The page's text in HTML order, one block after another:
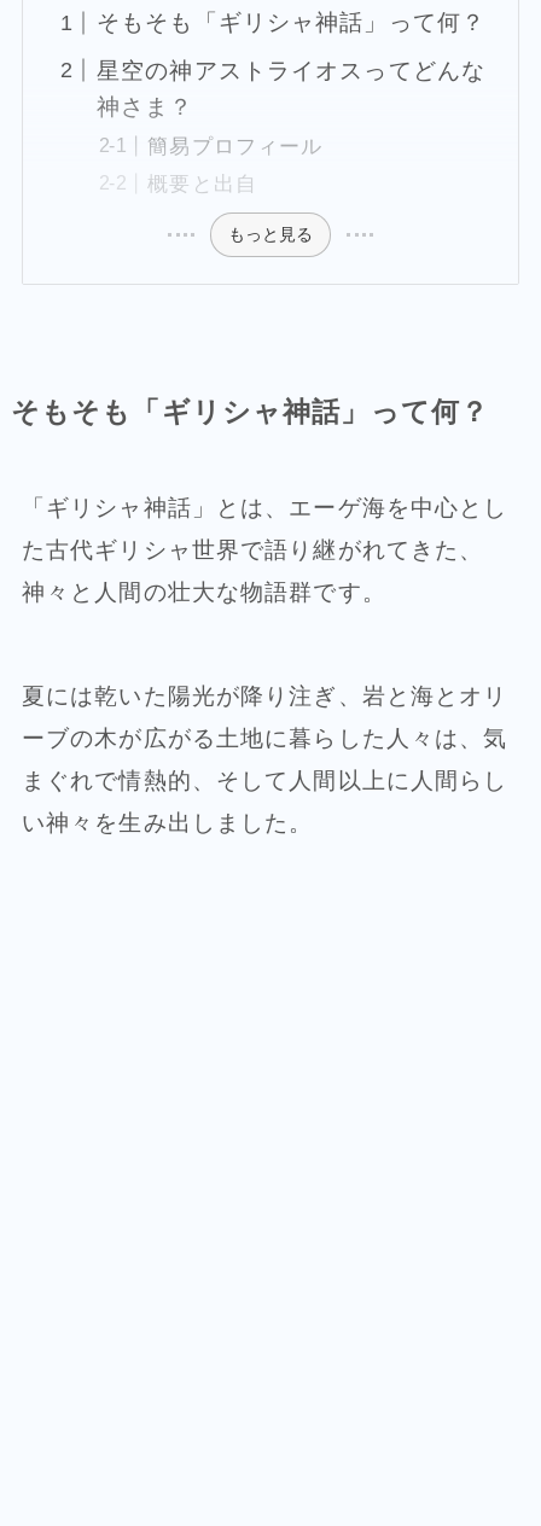
そもそも「ギリシャ神話」って何？
星空の神アストライオスってどんな
神さま？
簡易プロフィール
概要と出自
もっと見る
そもそも「ギリシャ神話」って何？
「ギリシャ神話」とは、エーゲ海を中心とし
た古代ギリシャ世界で語り継がれてきた、
神々と人間の壮大な物語群です。
夏には乾いた陽光が降り注ぎ、岩と海とオリ
ーブの木が広がる土地に暮らした人々は、気
まぐれで情熱的、そして人間以上に人間らし
い神々を生み出しました。